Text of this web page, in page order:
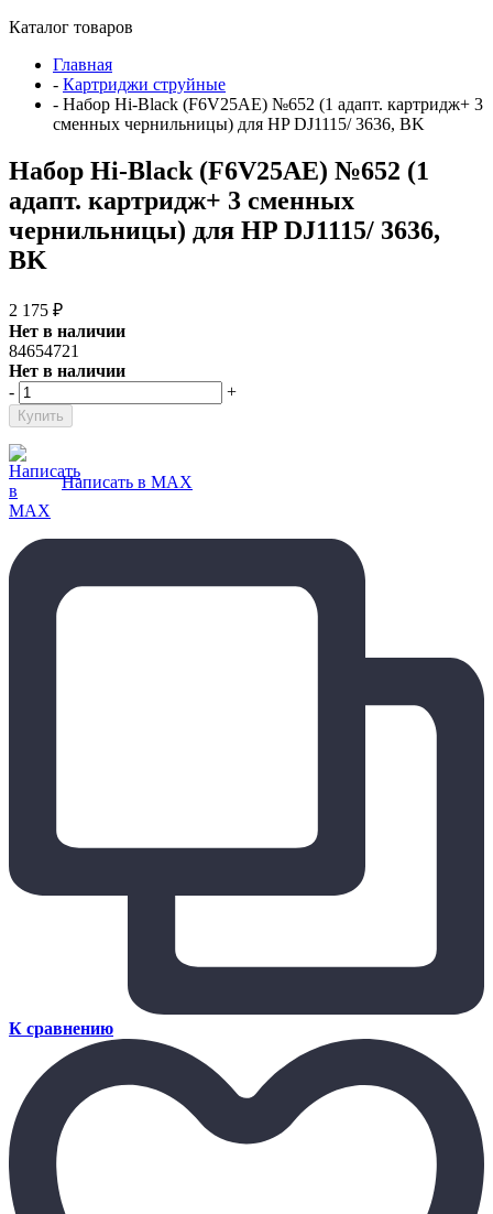
Каталог товаров
Главная
- Картриджи струйные
- Набор Hi-Black (F6V25AE) №652 (1 адапт. картридж+ 3
сменных чернильницы) для HP DJ1115/ 3636, BK
Набор Hi-Black (F6V25AE) №652 (1
адапт. картридж+ 3 сменных
чернильницы) для HP DJ1115/ 3636,
BK
2 175 ₽
Нет в наличии
84654721
Нет в наличии
-
+
Написать в MAX
К сравнению